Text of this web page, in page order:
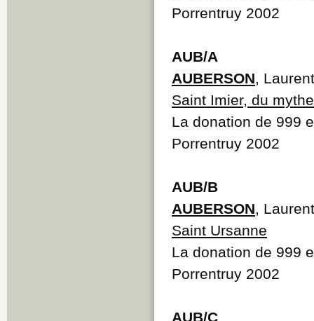
Porrentruy 2002
AUB/A
AUBERSON , Laurent
Saint Imier, du
La donation de 999
Porrentruy 2002
AUB/B
AUBERSON , Laurent
Saint Ursanne
La donation de 999
Porrentruy 2002
AUB/C